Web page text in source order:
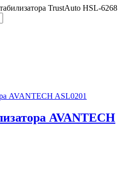
TrustAuto HSL-6268
AVANTECH